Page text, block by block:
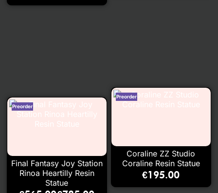
Coraline ZZ Studio
Coraline Resin Statue
€195.00
Final Fantasy Joy Station
Rinoa Heartilly Resin
Statue